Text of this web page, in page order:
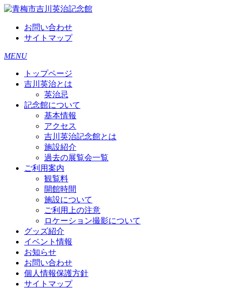
お問い合わせ
サイトマップ
MENU
トップページ
吉川英治とは
英治忌
記念館について
基本情報
アクセス
吉川英治記念館とは
施設紹介
過去の展覧会一覧
ご利用案内
観覧料
開館時間
施設について
ご利用上の注意
ロケーション撮影について
グッズ紹介
イベント情報
お知らせ
お問い合わせ
個人情報保護方針
サイトマップ